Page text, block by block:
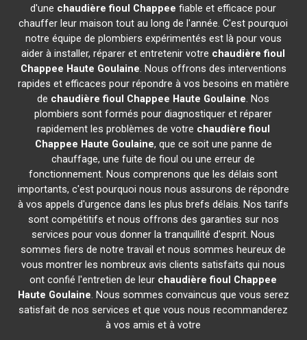
d'une chaudière fioul Chappee fiable et efficace pour
chauffer leur maison tout au long de l'année. C'est pourquoi
notre équipe de plombiers expérimentés est là pour vous
aider à installer, réparer et entretenir votre chaudière fioul
Chappee Haute Goulaine. Nous offrons des interventions
rapides et efficaces pour répondre à vos besoins en matière
de chaudière fioul Chappee Haute Goulaine. Nos
plombiers sont formés pour diagnostiquer et réparer
rapidement les problèmes de votre chaudière fioul
Chappee Haute Goulaine, que ce soit une panne de
chauffage, une fuite de fioul ou une erreur de
fonctionnement. Nous comprenons que les délais sont
importants, c'est pourquoi nous nous assurons de répondre
à vos appels d'urgence dans les plus brefs délais. Nos tarifs
sont compétitifs et nous offrons des garanties sur nos
services pour vous donner la tranquillité d'esprit. Nous
sommes fiers de notre travail et nous sommes heureux de
vous montrer les nombreux avis clients satisfaits qui nous
ont confié l'entretien de leur chaudière fioul Chappee
Haute Goulaine. Nous sommes convaincus que vous serez
satisfait de nos services et que vous nous recommanderez
à vos amis et à votre